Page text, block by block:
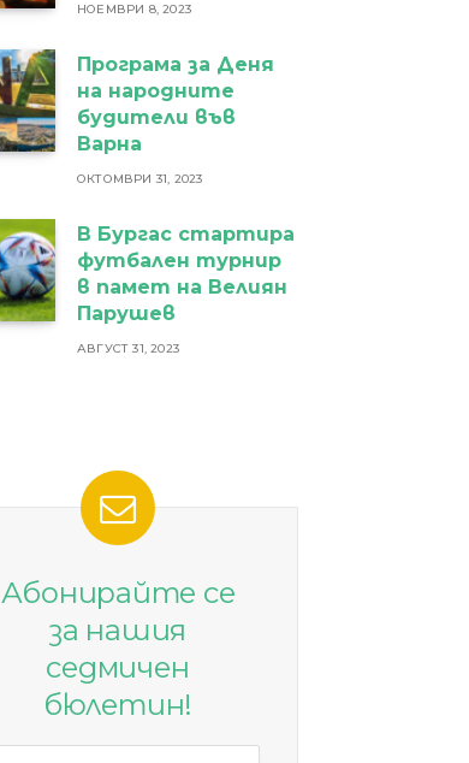
НОЕМВРИ 8, 2023
Програма за Деня
на народните
будители във
Варна
ОКТОМВРИ 31, 2023
В Бургас стартира
футбален турнир
в памет на Велиян
Парушев
АВГУСТ 31, 2023
Абонирайте се
за нашия
седмичен
бюлетин!